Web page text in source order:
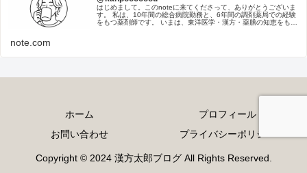
はじめまして。このnoteに来てくださって、ありがとうございま
す。 私は、10年間の総合病院勤務と、6年間の調剤薬局での経験
をもつ薬剤師です。 いまは、東洋医学・漢方・薬膳の知恵をもと
note.com
ホーム
プロフィール
お問い合わせ
プライバシーポリシー
Copyright © 2024 漢方太郎ブログ All Rights Reserved.